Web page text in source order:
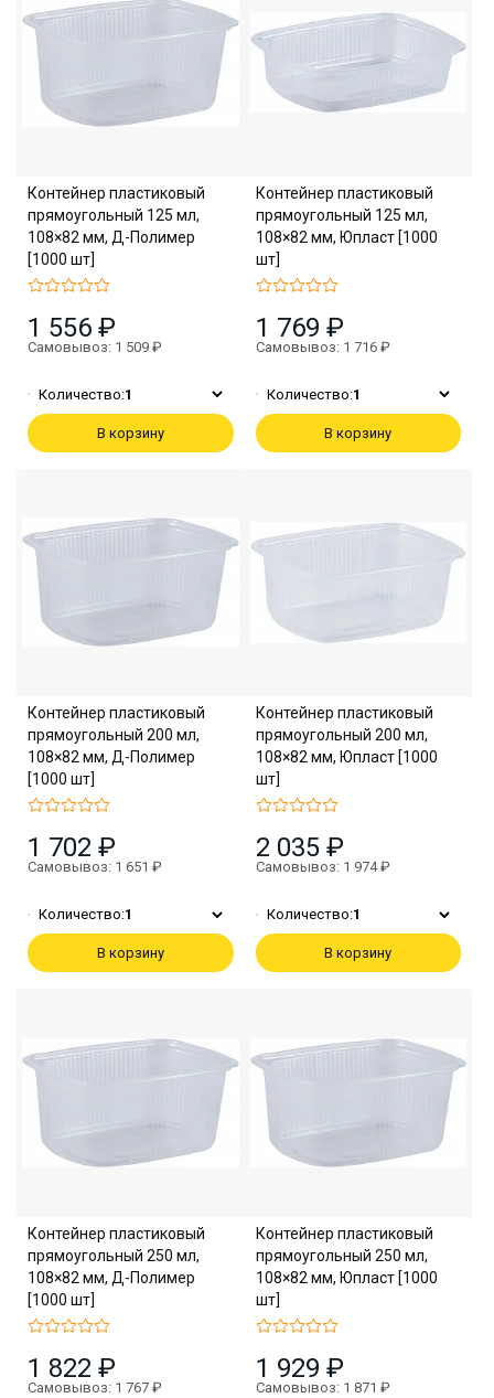
Контейнер пластиковый
прямоугольный 125 мл,
108×82 мм, Д-Полимер
[1000 шт]
1 556 ₽
Самовывоз: 1 509 ₽
Количество:1
В корзину
Контейнер пластиковый
прямоугольный 125 мл,
108×82 мм, Юпласт [1000
шт]
1 769 ₽
Самовывоз: 1 716 ₽
Количество:1
В корзину
Контейнер пластиковый
прямоугольный 200 мл,
108×82 мм, Д-Полимер
[1000 шт]
1 702 ₽
Самовывоз: 1 651 ₽
Количество:1
В корзину
Контейнер пластиковый
прямоугольный 200 мл,
108×82 мм, Юпласт [1000
шт]
2 035 ₽
Самовывоз: 1 974 ₽
Количество:1
В корзину
Контейнер пластиковый
прямоугольный 250 мл,
108×82 мм, Д-Полимер
[1000 шт]
1 822 ₽
Самовывоз: 1 767 ₽
Контейнер пластиковый
прямоугольный 250 мл,
108×82 мм, Юпласт [1000
шт]
1 929 ₽
Самовывоз: 1 871 ₽